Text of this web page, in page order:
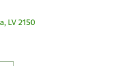
LV 2150